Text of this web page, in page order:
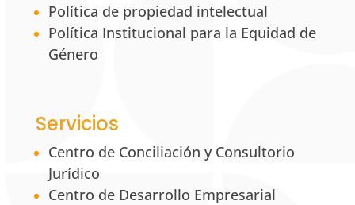
Política de propiedad intelectual
Política Institucional para la Equidad de
Género
Servicios
Centro de Conciliación y Consultorio
Jurídico
Centro de Desarrollo Empresarial